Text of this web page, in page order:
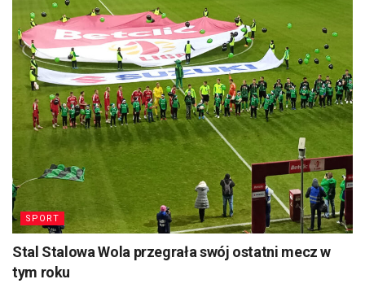
SPORT
Stal Stalowa Wola przegrała swój ostatni mecz w
tym roku